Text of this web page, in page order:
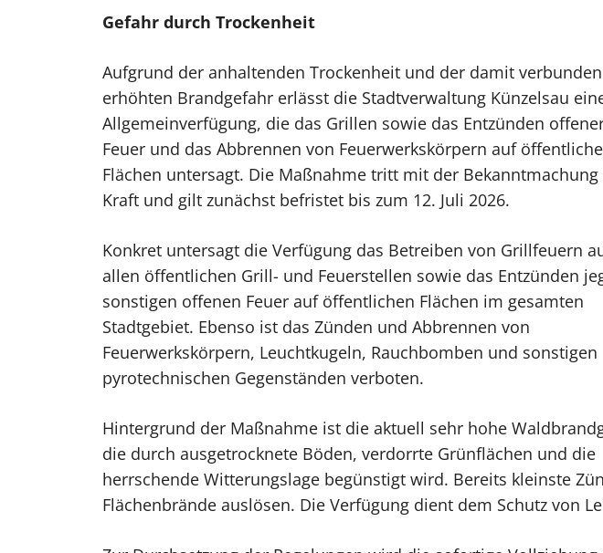
Gefahr durch Trockenheit
Aufgrund der anhaltenden Trockenheit und der damit
erhöhten Brandgefahr erlässt die Stadtverwaltung Künzelsau
Allgemeinverfügung, die das Grillen sowie das Entzünden
Feuer und das Abbrennen von Feuerwerkskörpern auf
Flächen untersagt. Die Maßnahme tritt mit der Bekanntmachung
Kraft und gilt zunächst befristet bis zum 12. Juli 2026.
Konkret untersagt die Verfügung das Betreiben von Grillfeuern
allen öffentlichen Grill- und Feuerstellen sowie das Entzünden
sonstigen offenen Feuer auf öffentlichen Flächen im gesamten
Stadtgebiet. Ebenso ist das Zünden und Abbrennen von
Feuerwerkskörpern, Leuchtkugeln, Rauchbomben und sonstigen
pyrotechnischen Gegenständen verboten.
Hintergrund der Maßnahme ist die aktuell sehr hohe
die durch ausgetrocknete Böden, verdorrte Grünflächen und die
herrschende Witterungslage begünstigt wird. Bereits kleinste
Flächenbrände auslösen. Die Verfügung dient dem Schutz von